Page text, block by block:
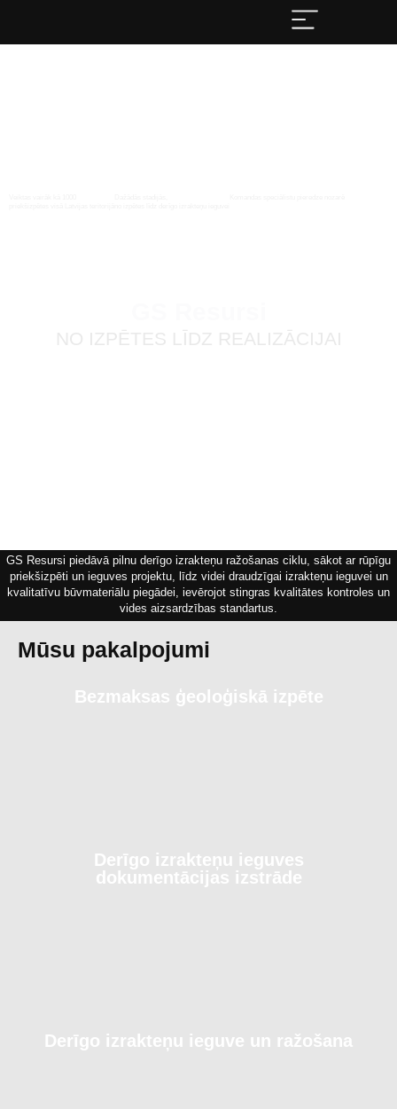
GS Resursi piedāvā pilnu derīgo izrakteņu ražošanas ciklu, sākot ar rūpīgu
priekšizpēti un ieguves projektu, līdz videi draudzīgai izrakteņu ieguvei un
kvalitatīvu būvmateriālu piegādei, ievērojot stingras kvalitātes kontroles un
vides aizsardzības standartus.
Mūsu pakalpojumi
Bezmaksas ģeoloģiskā izpēte
Derīgo izrakteņu ieguves
dokumentācijas izstrāde
Derīgo izrakteņu ieguve un ražošana